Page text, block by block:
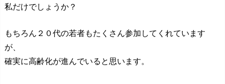
私だけでしょうか？
もちろん２０代の若者もたくさん参加してくれています
が、
確実に高齢化が進んでいると思います。